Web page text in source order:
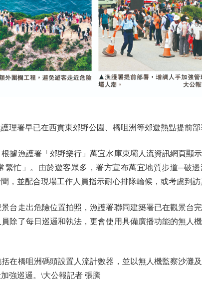
署早已在西貢東郊野公園、橋咀洲等郊遊熱點提前部
漁護署「郊野樂行」萬宜水庫東壩人流資訊網頁顯
繁忙」。由於遊客眾多，署方宣布萬宜地質步道─破
，並配合現場工作人員指示耐心排隊輪候，或考慮到訪
走出危險位置拍照，漁護署聯同建築署已在觀景台
除了每日巡邏和執法，更會使用具備廣播功能的無人
橋咀洲碼頭設置人流計數器，並以無人機監察沙灘
強巡邏。\大公報記者 張騰